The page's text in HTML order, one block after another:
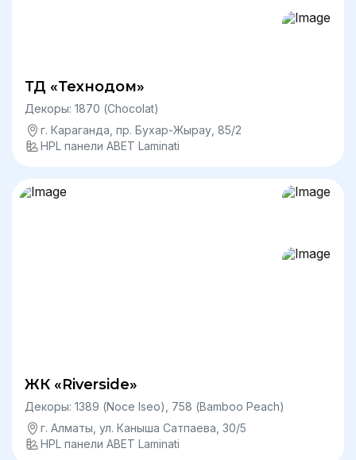
ТД «Технодом»
Декоры: 1870 (Chocolat)
г. Караганда, пр. Бухар-Жырау, 85/2
HPL панели ABET Laminati
ЖК «Riverside»
Декоры: 1389 (Noce Iseo), 758 (Bamboo Peach)
г. Алматы, ул. Каныша Сатпаева, 30/5
HPL панели ABET Laminati